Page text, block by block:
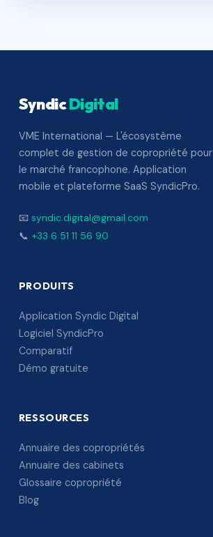
SyndicDigital
VME International — L'écosystème
complet de gestion de copropriété pour
le marché francophone. Application
mobile et plateforme SaaS SyndicPro.
📧 syndic.digital@gmail.com
📞 +33 6 51 11 56 90
PRODUITS
Application Syndic Digital
Logiciel SyndicPro
Comparatif
Démo gratuite
RESSOURCES
Annuaire des copropriétés
Annuaire des cabinets
Glossaire copropriété
Blog